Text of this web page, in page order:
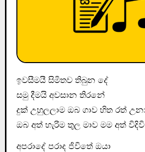
ඉවසීමයී සිමිතව තිබුන දේ
සමු දීමයි අවසාන තිරනේ
දුක් උහුලලාම ඔබ ගාව හිත රත්
ඔබ අත් හැරිම තුල මාව මම අත්
අපරාදේ පරාද ජිවිතේ ඔයා